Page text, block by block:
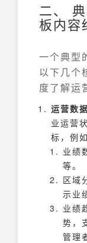
二、
板内容
一个典型
以下几个
度了解运
运营数
业运营
标，例如
业绩
等。
区域
示业
业绩
势，
管理